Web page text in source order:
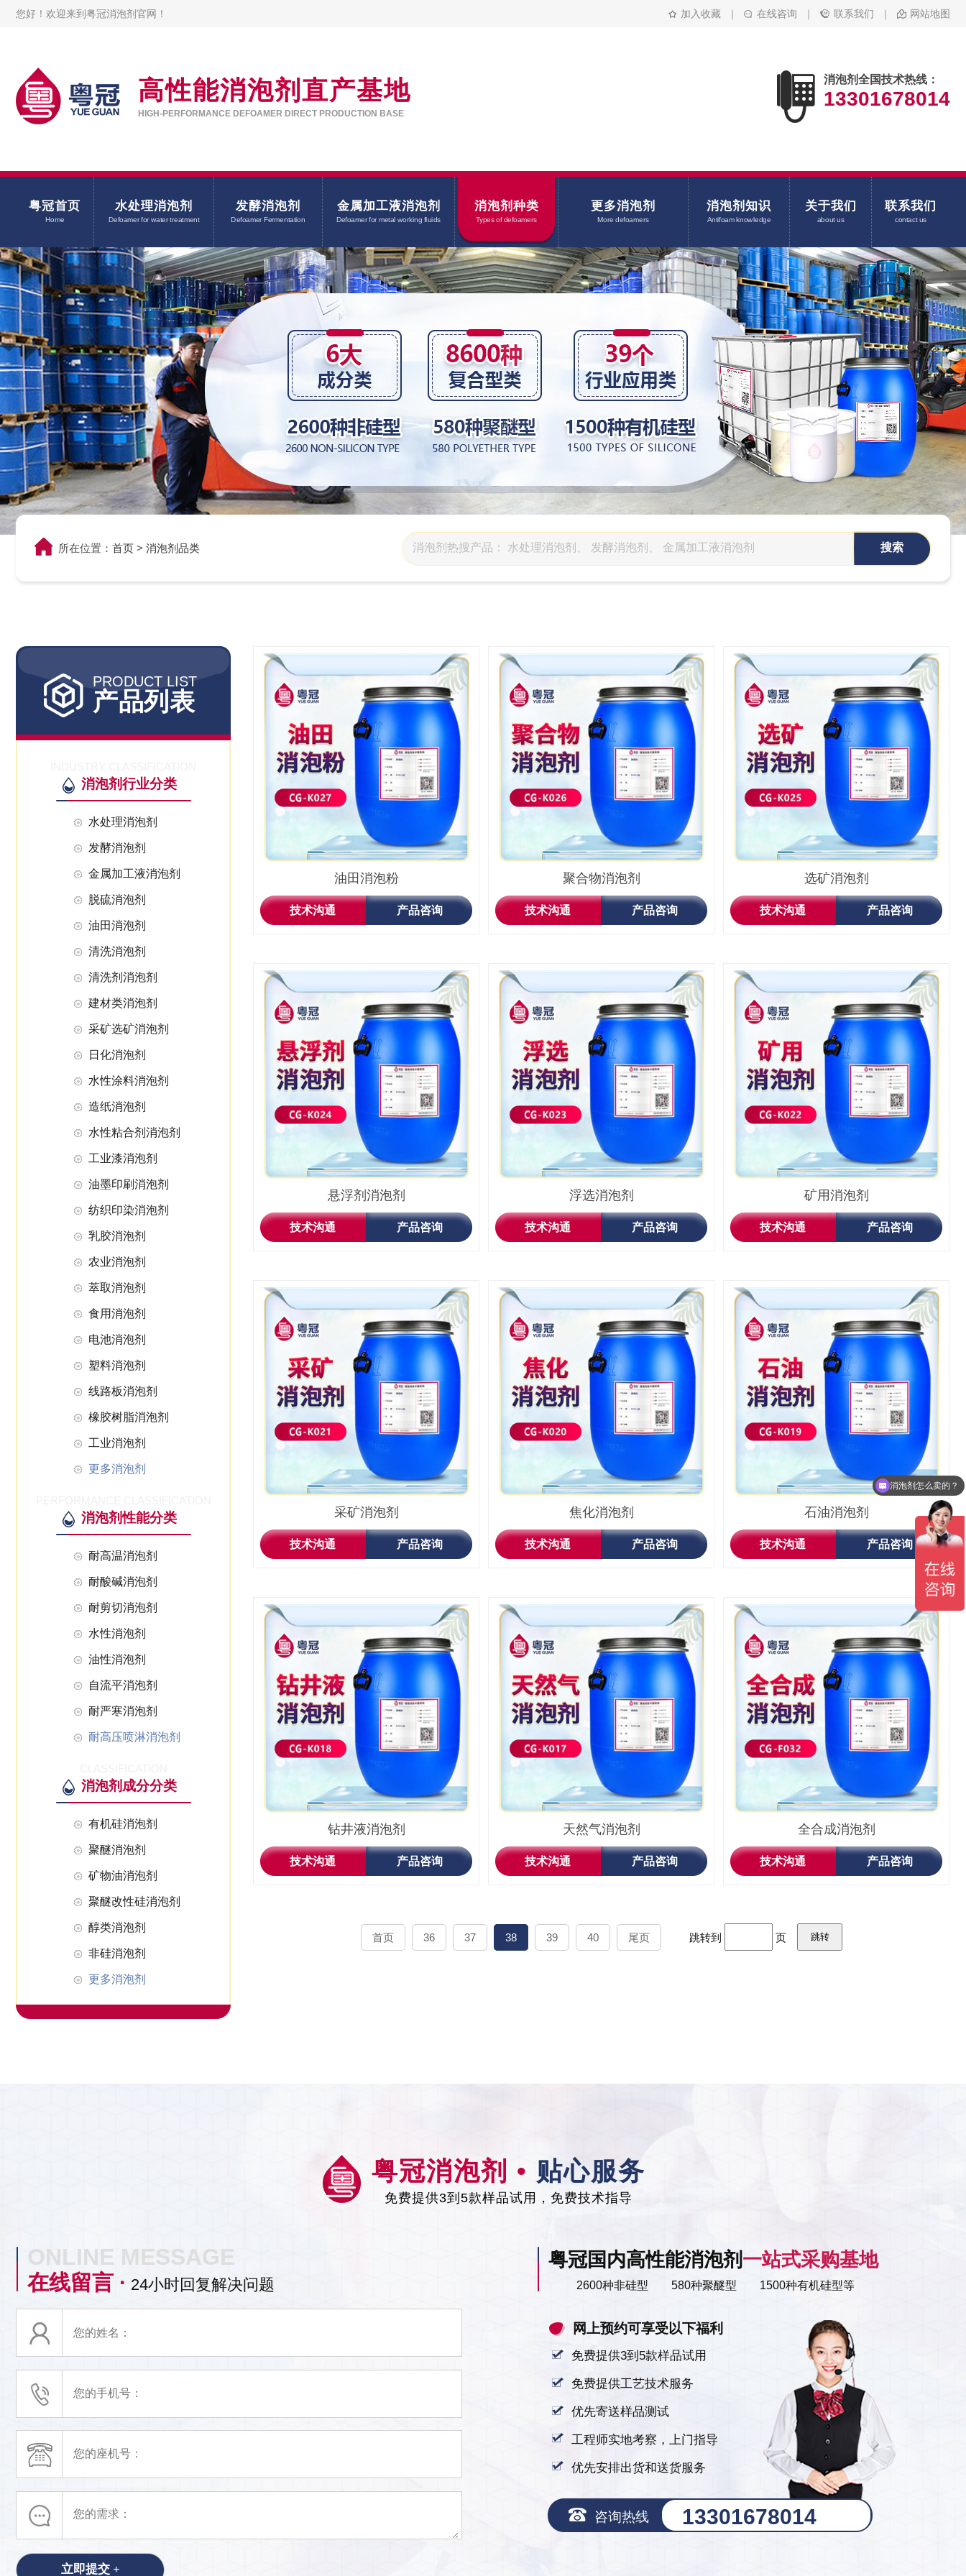
您好！欢迎来到粤冠消泡剂官网！ 加入收藏 ｜ 在线咨询 ｜ 联系我们 ｜ 网站地图
高性能消泡剂直产基地
HIGH-PERFORMANCE DEFOAMER DIRECT PRODUCTION BASE
消泡剂全国技术热线：
13301678014
粤冠首页
Home
水处理消泡剂
Defoamer for water treatment
发酵消泡剂
Defoamer Fermentation
金属加工液消泡剂
Defoamer for metal working fluids
消泡剂种类
Types of defoamers
更多消泡剂
More defoamers
消泡剂知识
Antifoam knowledge
关于我们
about us
联系我们
contact us
所在位置： 首页 > 消泡剂品类
PRODUCT LIST
产品列表
消泡剂行业分类
水处理消泡剂
发酵消泡剂
金属加工液消泡剂
脱硫消泡剂
油田消泡剂
清洗消泡剂
清洗剂消泡剂
建材类消泡剂
采矿选矿消泡剂
日化消泡剂
水性涂料消泡剂
造纸消泡剂
水性粘合剂消泡剂
工业漆消泡剂
油墨印刷消泡剂
纺织印染消泡剂
乳胶消泡剂
农业消泡剂
萃取消泡剂
食用消泡剂
电池消泡剂
塑料消泡剂
线路板消泡剂
橡胶树脂消泡剂
工业消泡剂
更多消泡剂
消泡剂性能分类
耐高温消泡剂
耐酸碱消泡剂
耐剪切消泡剂
水性消泡剂
油性消泡剂
自流平消泡剂
耐严寒消泡剂
耐高压喷淋消泡剂
消泡剂成分分类
有机硅消泡剂
聚醚消泡剂
矿物油消泡剂
聚醚改性硅消泡剂
醇类消泡剂
非硅消泡剂
更多消泡剂
油田消泡粉
技术沟通 产品咨询
聚合物消泡剂
技术沟通 产品咨询
选矿消泡剂
技术沟通 产品咨询
悬浮剂消泡剂
技术沟通 产品咨询
浮选消泡剂
技术沟通 产品咨询
矿用消泡剂
技术沟通 产品咨询
采矿消泡剂
技术沟通 产品咨询
焦化消泡剂
技术沟通 产品咨询
石油消泡剂
技术沟通 产品咨询
钻井液消泡剂
技术沟通 产品咨询
天然气消泡剂
技术沟通 产品咨询
全合成消泡剂
技术沟通 产品咨询
首页 36 37 38 39 40 尾页 跳转到 页
粤冠消泡剂 • 贴心服务
免费提供3到5款样品试用，免费技术指导
ONLINE MESSAGE
在线留言 · 24小时回复解决问题
粤冠国内高性能消泡剂 一站式采购基地
2600种非硅型 580种聚醚型 1500种有机硅型等
网上预约可享受以下福利
免费提供3到5款样品试用
免费提供工艺技术服务
优先寄送样品测试
工程师实地考察，上门指导
优先安排出货和送货服务
咨询热线 13301678014
消泡剂可以免费拿样吗？